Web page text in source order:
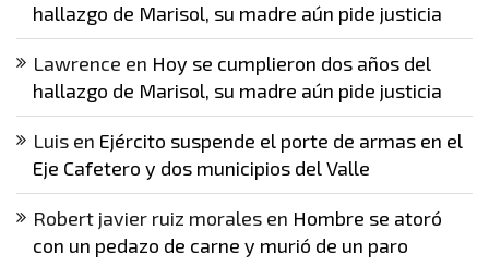
hallazgo de Marisol, su madre aún pide justicia
Lawrence en Hoy se cumplieron dos años del
hallazgo de Marisol, su madre aún pide justicia
Luis en Ejército suspende el porte de armas en el
Eje Cafetero y dos municipios del Valle
Robert javier ruiz morales en Hombre se atoró
con un pedazo de carne y murió de un paro